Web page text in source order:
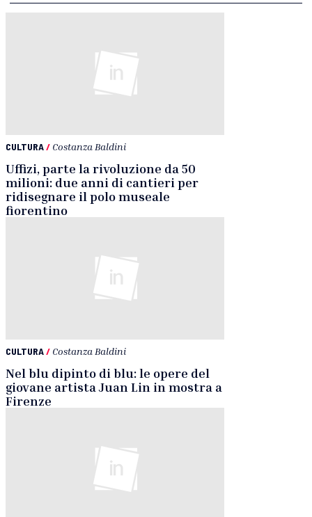
CULTURA/ Costanza Baldini
Uffizi, parte la rivoluzione da 50
milioni: due anni di cantieri per
ridisegnare il polo museale
fiorentino
CULTURA/ Costanza Baldini
Nel blu dipinto di blu: le opere del
giovane artista Juan Lin in mostra a
Firenze